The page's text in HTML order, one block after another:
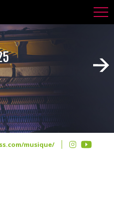
musique/